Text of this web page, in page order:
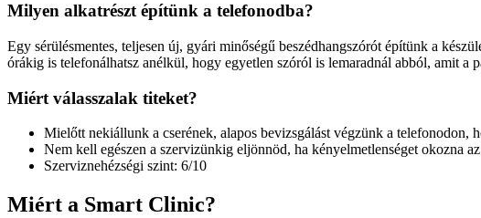
Milyen alkatrészt építünk a telefonodba?
Egy sérülésmentes, teljesen új, gyári minőségű beszédhangszórót építünk a
órákig is telefonálhatsz anélkül, hogy egyetlen szóról is lemaradnál abból, amit a
Miért válasszalak titeket?
Mielőtt nekiállunk a cserének, alapos bevizsgálást végzünk a
Nem kell egészen a szervizünkig eljönnöd, ha kényelmetlenséget okozna
Szerviznehézségi szint: 6/10
Miért a Smart Clinic?